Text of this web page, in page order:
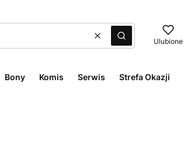
WyczyśćSzukaj Ulubione
Bony Komis Serwis Strefa Okazji